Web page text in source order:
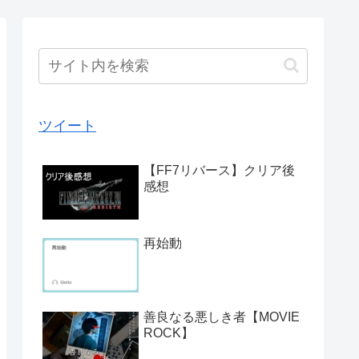
ツイート
【FF7リバース】クリア後
感想
再始動
善良なる悪しき者【MOVIE
ROCK】